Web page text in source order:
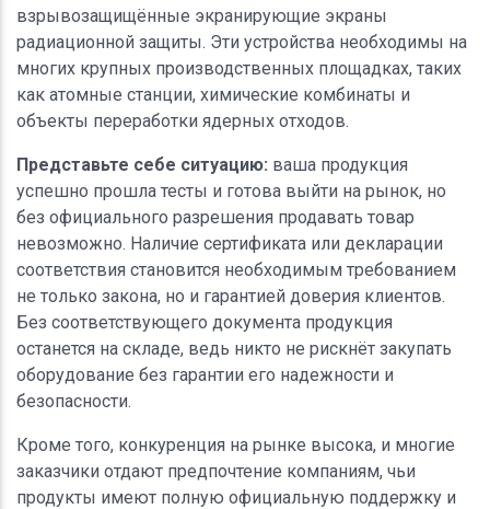
взрывозащищённые экранирующие экраны
радиационной защиты. Эти устройства необходимы на
многих крупных производственных площадках, таких
как атомные станции, химические комбинаты и
объекты переработки ядерных отходов.
Представьте себе ситуацию: ваша продукция
успешно прошла тесты и готова выйти на рынок, но
без официального разрешения продавать товар
невозможно. Наличие сертификата или декларации
соответствия становится необходимым требованием
не только закона, но и гарантией доверия клиентов.
Без соответствующего документа продукция
останется на складе, ведь никто не рискнёт закупать
оборудование без гарантии его надежности и
безопасности.
Кроме того, конкуренция на рынке высока, и многие
заказчики отдают предпочтение компаниям, чьи
продукты имеют полную официальную поддержку и